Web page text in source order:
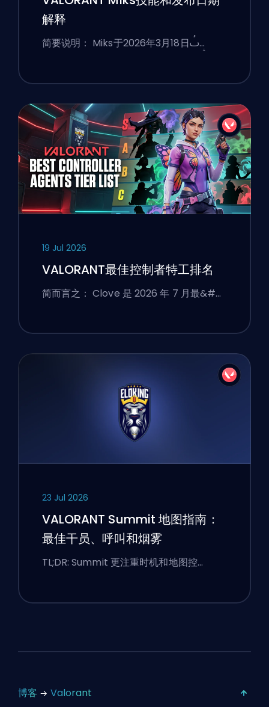
解释
简要说明： Miks于2026年3月18日ࢷ…
19 Jul 2026
VALORANT最佳控制者特工排名
简而言之： Clove 是 2026 年 7 月最&#…
23 Jul 2026
VALORANT Summit 地图指南：
最佳干员、呼叫和烟雾
TL;DR: Summit 更注重时机和地图控…
博客 Valorant